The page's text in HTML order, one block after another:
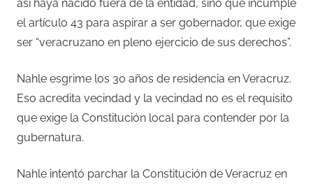
así haya nacido fuera de la entidad, sino que incumple
el artículo 43 para aspirar a ser gobernador, que exige
ser “veracruzano en pleno ejercicio de sus derechos”.
Nahle esgrime los 30 años de residencia en Veracruz.
Eso acredita vecindad y la vecindad no es el requisito
que exige la Constitución local para contender por la
gubernatura.
Nahle intentó parchar la Constitución de Veracruz en